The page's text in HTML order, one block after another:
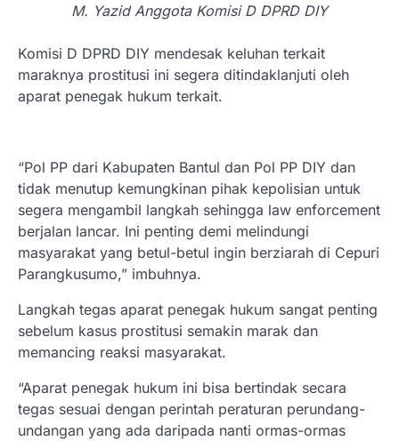
M. Yazid Anggota Komisi D DPRD DIY
Komisi D DPRD DIY mendesak keluhan terkait
maraknya prostitusi ini segera ditindaklanjuti oleh
aparat penegak hukum terkait.
“Pol PP dari Kabupaten Bantul dan Pol PP DIY dan
tidak menutup kemungkinan pihak kepolisian untuk
segera mengambil langkah sehingga law enforcement
berjalan lancar. Ini penting demi melindungi
masyarakat yang betul-betul ingin berziarah di Cepuri
Parangkusumo,” imbuhnya.
Langkah tegas aparat penegak hukum sangat penting
sebelum kasus prostitusi semakin marak dan
memancing reaksi masyarakat.
“Aparat penegak hukum ini bisa bertindak secara
tegas sesuai dengan perintah peraturan perundang-
undangan yang ada daripada nanti ormas-ormas